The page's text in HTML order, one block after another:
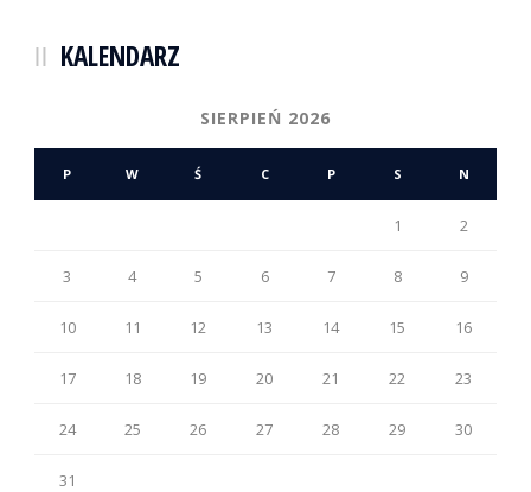
KALENDARZ
SIERPIEŃ 2026
P W Ś C P S N
1 2
3 4 5 6 7 8 9
10 11 12 13 14 15 16
17 18 19 20 21 22 23
24 25 26 27 28 29 30
31